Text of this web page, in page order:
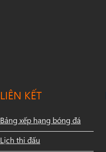
LIÊN KẾT
Bảng xếp hạng bóng đá
Lịch thi đấu